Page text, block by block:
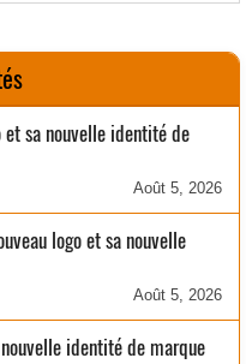
et sa nouvelle identité de
Août 5, 2026
logo et sa nouvelle
Août 5, 2026
identité de marque